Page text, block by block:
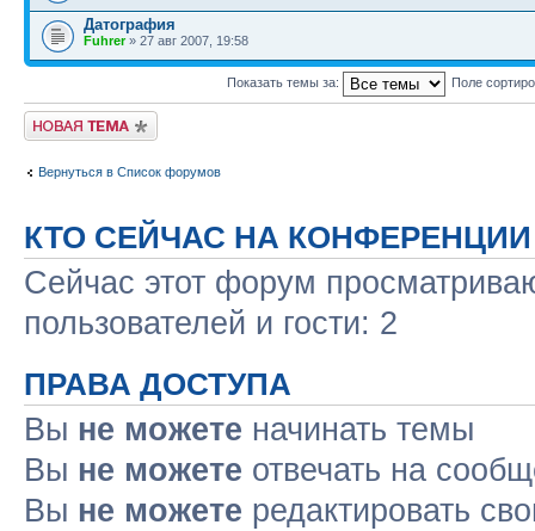
Датография
Fuhrer» 27 авг 2007, 19:58
Показать темы за: Поле
Новая тема
Вернуться в Список форумов
КТО СЕЙЧАС НА КОНФЕРЕНЦИИ
Сейчас этот форум
пользователей и гости: 2
ПРАВА ДОСТУПА
Вы не можете начинать темы
Вы не можете отвечать на
Вы не можете редактировать